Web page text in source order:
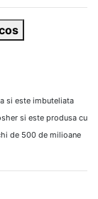
si este imbuteliata
si este produsa cu
de 500 de milioane